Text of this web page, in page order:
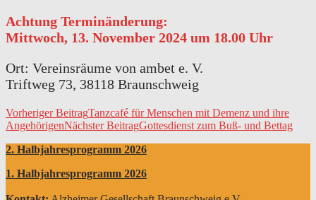
Achtung Terminänderung:
Mittwoch, 13. November 2024 um 18.00 Uhr
Ort: Vereinsräume von ambet e. V.
Triftweg 73, 38118 Braunschweig
Beitrags-
Navigation
Vorheriger BeitragTanzcafé für Menschen mit Demenz und ihre
AngehörigenNächster BeitragGottesdienst zum Buß- und Bettag
2. Halbjahresprogramm 2026
1. Halbjahresprogramm 2026